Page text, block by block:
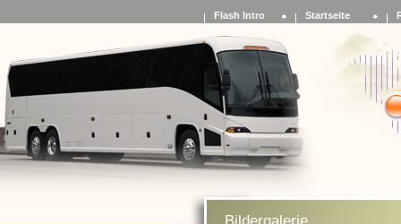
Flash Intro Startseite